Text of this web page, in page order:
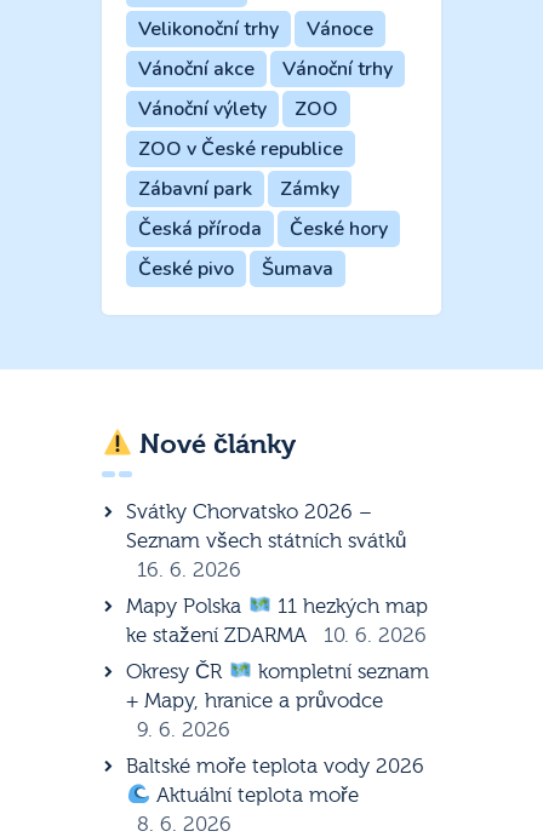
Velikonoční trhy
Vánoce
Vánoční akce
Vánoční trhy
Vánoční výlety
ZOO
ZOO v České republice
Zábavní park
Zámky
Česká příroda
České hory
České pivo
Šumava
Nové články
Svátky Chorvatsko 2026 –
Seznam všech státních svátků
16. 6. 2026
Mapy Polska
11 hezkých map
ke stažení ZDARMA
10. 6. 2026
Okresy ČR
kompletní seznam
+ Mapy, hranice a průvodce
9. 6. 2026
Baltské moře teplota vody 2026
Aktuální teplota moře
8. 6. 2026